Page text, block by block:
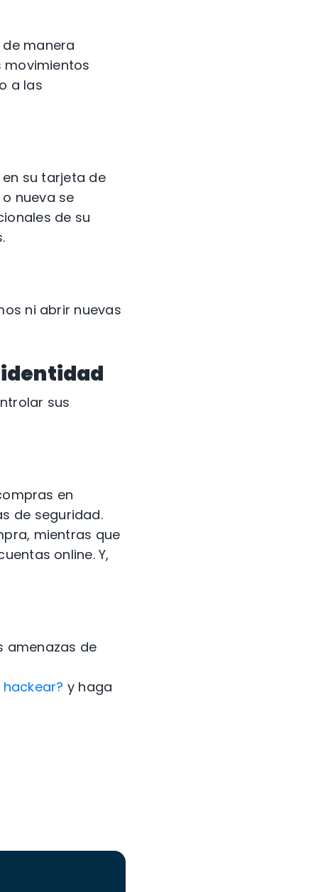
manera
a las
su tarjeta de
nueva se
de su
ni abrir nuevas
sus
en
de seguridad.
mientras que
online. Y,
de
y haga